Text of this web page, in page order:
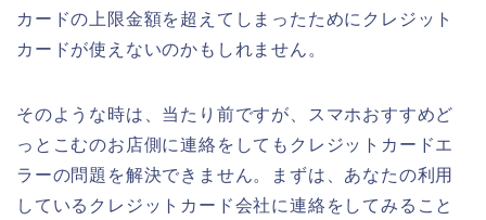
カードの上限金額を超えてしまったためにクレジット
カードが使えないのかもしれません。
そのような時は、当たり前ですが、スマホおすすめど
っとこむのお店側に連絡をしてもクレジットカードエ
ラーの問題を解決できません。まずは、あなたの利用
しているクレジットカード会社に連絡をしてみること